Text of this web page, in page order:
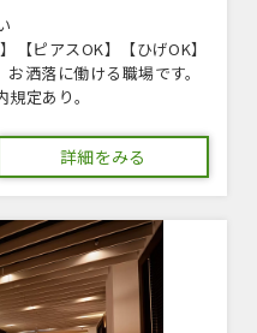
【ピアスOK】【ひげOK】
洒落に働ける職場です。
定あり。
詳細をみる